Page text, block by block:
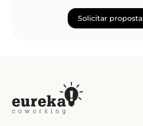
Solicitar proposta